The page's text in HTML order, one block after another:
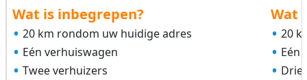
Wat is inbegrepen?
20 km rondom uw huidige adres
Eén verhuiswagen
Twee verhuizers
Wat
20
Eén
Drie